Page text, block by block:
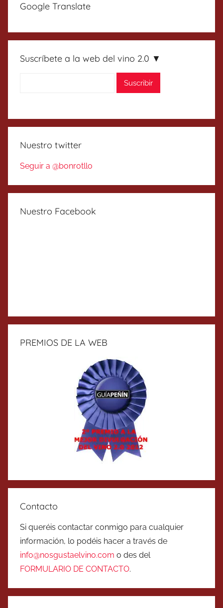
Google Translate
Suscríbete a la web del vino 2.0 ▼
Nuestro twitter
Seguir a @bonrotllo
Nuestro Facebook
PREMIOS DE LA WEB
Contacto
Si queréis contactar conmigo para cualquier
información, lo podéis hacer a través de
info@nosgustaelvino.com o des del
FORMULARIO DE CONTACTO.